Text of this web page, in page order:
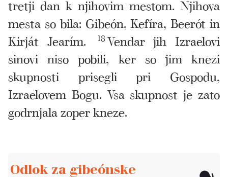
tretji dan k njihovim mestom. Njihova
mesta so bila: Gibeón, Kefíra, Beerót in
Kirját Jearím.
18 Vendar jih Izraelovi
sinovi niso pobili, ker so jim knezi
skupnosti prisegli pri Gospodu,
Izraelovem Bogu. Vsa skupnost je zato
godrnjala zoper kneze.
Odlok za gibeónske